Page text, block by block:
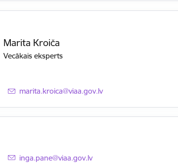
Marita Kroiča
Vecākais eksperts
E-pasts:
marita.kroica@viaa.gov.lv
E-pasts:
inga.pane@viaa.gov.lv